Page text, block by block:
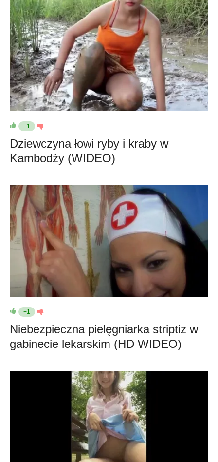
+1
Dziewczyna łowi ryby i kraby w
Kambodży (WIDEO)
+1
Niebezpieczna pielęgniarka striptiz w
gabinecie lekarskim (HD WIDEO)